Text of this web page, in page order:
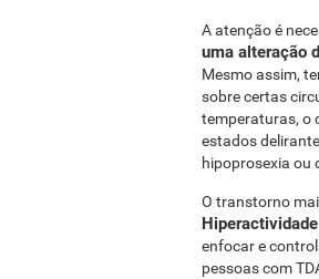
A atenção é
uma alteração
Mesmo assim,
sobre certas
temperaturas, o
estados
hipoprosexia ou
O transtorno
enfocar e
pessoas com